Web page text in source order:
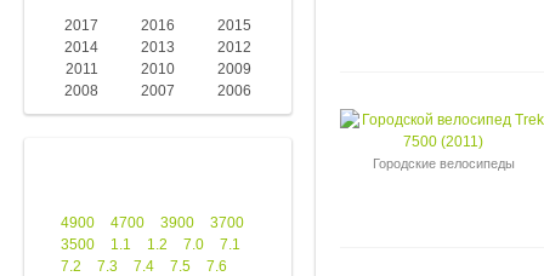
2017 2016
2015
2014
2013
2012
2011
2010
2009
2008
2007 2006
4900 4700 3900
3700
3500
1.1 1.2 7.0
7.1
7.2
7.3 7.4 7.5
7.6
Городские велосипеды